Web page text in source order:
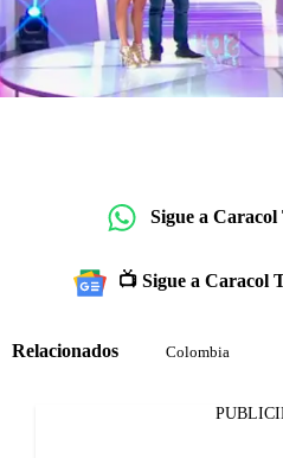
Sigue a
📺 Sigue a Caracol
Relacionados Colombia